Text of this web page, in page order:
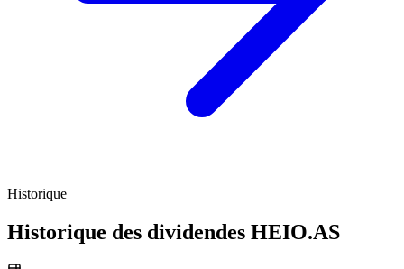
Historique
Historique des dividendes HEIO.AS